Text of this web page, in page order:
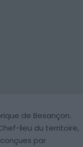
de Besançon.
lieu du territoire,
par